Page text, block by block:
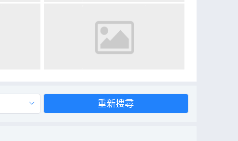
重新搜尋